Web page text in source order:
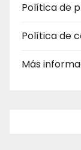
Política de
Política de
Más